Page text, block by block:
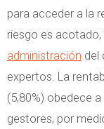
para acceder a la
riesgo es
administración del
expertos. La
(5,80%) obedece
gestores, por